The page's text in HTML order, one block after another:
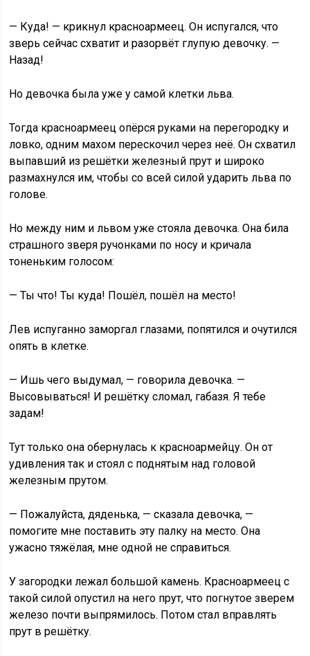
— Куда! — крикнул красноармеец. Он испугался, что
зверь сейчас схватит и разорвёт глупую девочку. —
Назад!
Но девочка была уже у самой клетки льва.
Тогда красноармеец опёрся руками на перегородку и
ловко, одним махом перескочил через неё. Он схватил
выпавший из решётки железный прут и широко
размахнулся им, чтобы со всей силой ударить льва по
голове.
Но между ним и львом уже стояла девочка. Она била
страшного зверя ручонками по носу и кричала
тоненьким голосом:
— Ты что! Ты куда! Пошёл, пошёл на место!
Лев испуганно заморгал глазами, попятился и очутился
опять в клетке.
— Ишь чего выдумал, — говорила девочка. —
Высовываться! И решётку сломал, габазя. Я тебе
задам!
Тут только она обернулась к красноармейцу. Он от
удивления так и стоял с поднятым над головой
железным прутом.
— Пожалуйста, дяденька, — сказала девочка, —
помогите мне поставить эту палку на место. Она
ужасно тяжёлая, мне одной не справиться.
У загородки лежал большой камень. Красноармеец с
такой силой опустил на него прут, что погнутое зверем
железо почти выпрямилось. Потом стал вправлять
прут в решётку.